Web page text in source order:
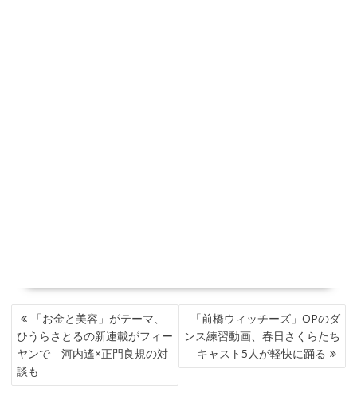
投
稿
ナ
ビ
ゲ
「お金と美容」がテーマ、
ひうらさとるの新連載がフィー
ヤンで 河内遙×正門良規の対
談も
「前橋ウィッチーズ」OPのダ
ンス練習動画、春日さくらたち
キャスト5人が軽快に踊る